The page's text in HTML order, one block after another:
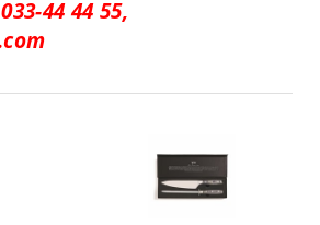
44 44 55,